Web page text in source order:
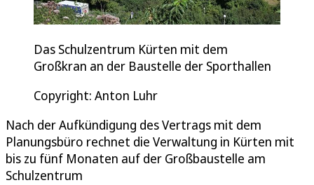
Das Schulzentrum Kürten mit dem
Großkran an der Baustelle der Sporthallen
Copyright: Anton Luhr
Nach der Aufkündigung des Vertrags mit dem
Planungsbüro rechnet die Verwaltung in Kürten mit
bis zu fünf Monaten auf der Großbaustelle am
Schulzentrum